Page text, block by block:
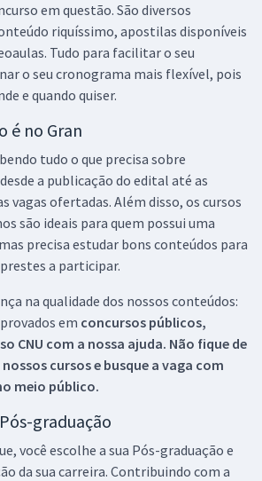
em questão. São diversos
riquíssimo, apostilas disponíveis
Tudo para facilitar o seu
o seu cronograma mais flexível, pois
e quando quiser.
é no Gran
tudo o que precisa sobre
a publicação do edital até as
vagas ofertadas. Além disso, os cursos
são ideais para quem possui uma
precisa estudar bons conteúdos para
a participar.
na qualidade dos nossos conteúdos:
em concursos públicos,
CNU com a nossa ajuda. Não fique de
cursos e busque a vaga com
meio público.
graduação
você escolhe a sua Pós-graduação e
da sua carreira. Contribuindo com a